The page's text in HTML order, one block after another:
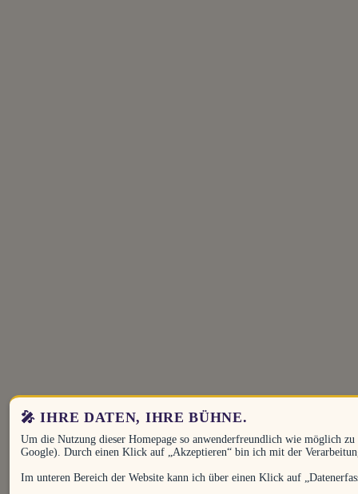
🎤 IHRE DATEN, IHRE BÜHNE.
Um die Nutzung dieser Homepage so anwenderfreundlich wie möglich
Google). Durch einen Klick auf „Akzeptieren“ bin ich mit der
Im unteren Bereich der Website kann ich über einen Klick auf